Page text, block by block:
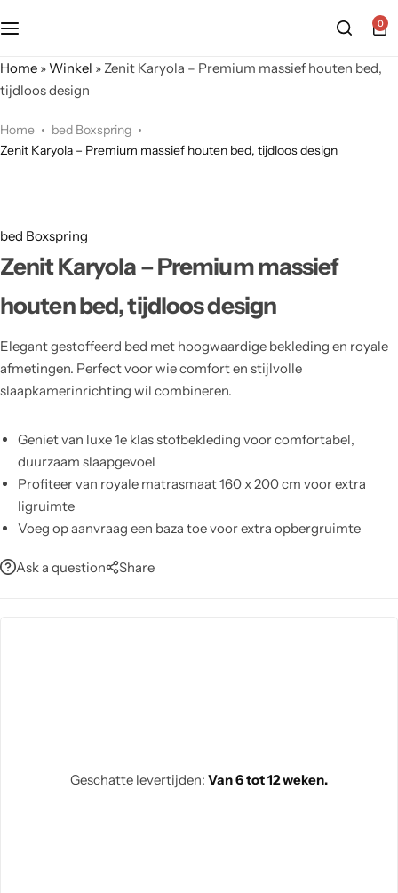
0
Home »Winkel » Zenit Karyola – Premium massief houten bed,
tijdloos design
Home
bed Boxspring
Zenit Karyola – Premium massief houten bed, tijdloos design
bed Boxspring
Zenit Karyola – Premium massief
houten bed, tijdloos design
Elegant gestoffeerd bed met hoogwaardige bekleding en royale
afmetingen. Perfect voor wie comfort en stijlvolle
slaapkamerinrichting wil combineren.
Geniet van luxe 1e klas stofbekleding voor comfortabel,
duurzaam slaapgevoel
Profiteer van royale matrasmaat 160 x 200 cm voor extra
ligruimte
Voeg op aanvraag een baza toe voor extra opbergruimte
Reinig snel met een vochtige doek; behoudt kleur en structuur
Ask a question Share
Geschatte levertijden: Van 6 tot 12 weken.